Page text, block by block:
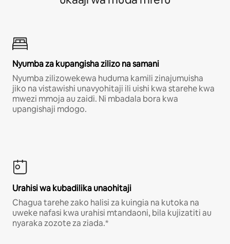
Nyumba za kupangisha zilizo na samani
Nyumba zilizowekewa huduma kamili zinajumuisha
jiko na vistawishi unavyohitaji ili uishi kwa starehe kwa
mwezi mmoja au zaidi. Ni mbadala bora kwa
upangishaji mdogo.
Urahisi wa kubadilika unaohitaji
Chagua tarehe zako halisi za kuingia na kutoka na
uweke nafasi kwa urahisi mtandaoni, bila kujizatiti au
nyaraka zozote za ziada.*